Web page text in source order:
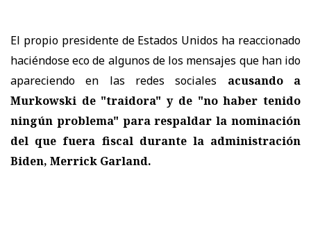
El propio presidente de Estados Unidos ha reaccionado
haciéndose eco de algunos de los mensajes que han ido
apareciendo en las redes sociales acusando a
Murkowski de "traidora" y de "no haber tenido
ningún problema" para respaldar la nominación
del que fuera fiscal durante la administración
Biden, Merrick Garland.